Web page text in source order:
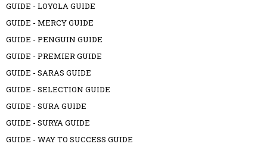
GUIDE - LOYOLA GUIDE
GUIDE - MERCY GUIDE
GUIDE - PENGUIN GUIDE
GUIDE - PREMIER GUIDE
GUIDE - SARAS GUIDE
GUIDE - SELECTION GUIDE
GUIDE - SURA GUIDE
GUIDE - SURYA GUIDE
GUIDE - WAY TO SUCCESS GUIDE